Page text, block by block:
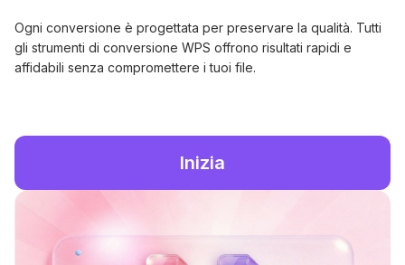
Ogni conversione è progettata per preservare la qualità. Tutti
gli strumenti di conversione WPS offrono risultati rapidi e
affidabili senza compromettere i tuoi file.
Inizia